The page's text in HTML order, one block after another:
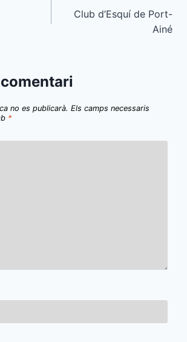
Club d’Esquí de Port-
Ainé
no es publicarà. Els camps necessaris
*